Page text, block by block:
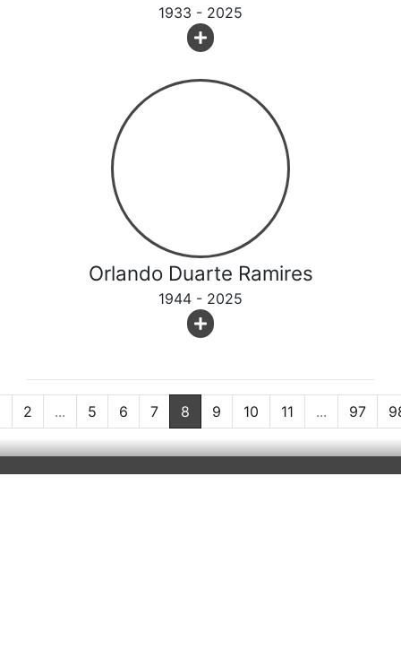
1933 - 2025
Orlando Duarte Ramires
1944 - 2025
2 ... 5 6 7 8 9 10 11 ... 97